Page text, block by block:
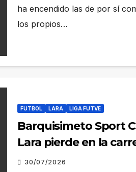
ha encendido las de por sí
los propios…
FUTBOL LARA LIGA FUTVE
Barquisimeto Sport
Lara pierde en la
30/07/2026